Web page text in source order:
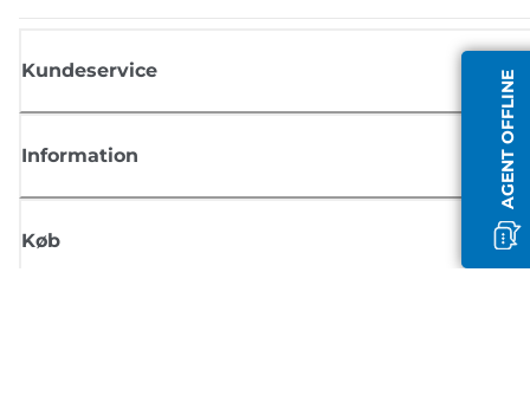
AGENT OFFLINE
Kundeservice
Information
Køb